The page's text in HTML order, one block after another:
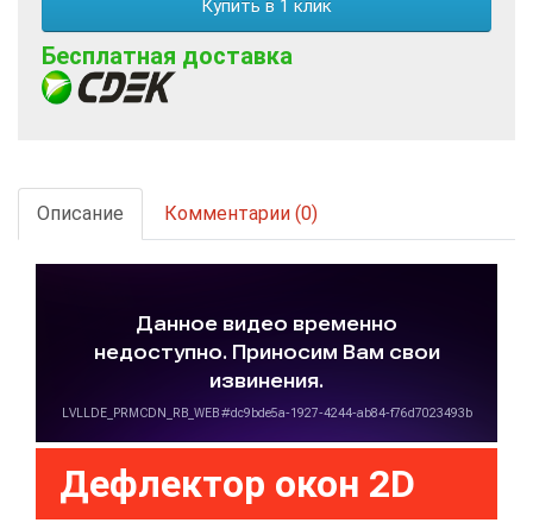
Купить в 1 клик
Бесплатная доставка
Описание Комментарии (0)
Дефлектор окон 2D